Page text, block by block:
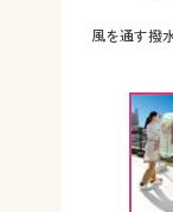
風を通す撥